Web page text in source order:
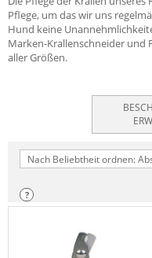
Pflege, um das wir uns
Hund keine
Marken-Krallenschneider und
aller Größen.
Nach Beliebtheit ordnen:
?